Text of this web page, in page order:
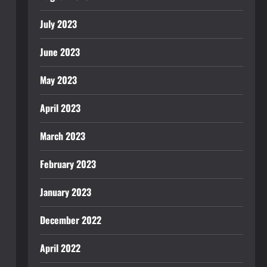
July 2023
June 2023
May 2023
April 2023
March 2023
February 2023
January 2023
December 2022
April 2022